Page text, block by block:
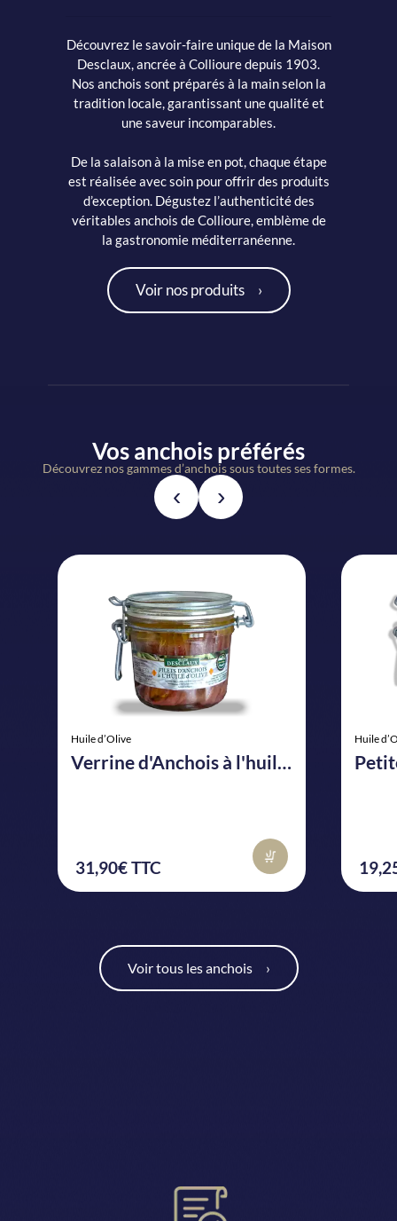
Découvrez le savoir-faire unique de la Maison
Desclaux, ancrée à Collioure depuis 1903.
Nos anchois sont préparés à la main selon la
tradition locale, garantissant une qualité et
une saveur incomparables.
De la salaison à la mise en pot, chaque étape
est réalisée avec soin pour offrir des produits
d’exception. Dégustez l’authenticité des
véritables anchois de Collioure, emblème de
la gastronomie méditerranéenne.
Voir nos produits
Vos anchois préférés
Découvrez nos gammes d’anchois sous toutes ses formes.
Huile d’Olive
Verrine d'Anchois à l'huile d'olive
31,90€ TTC
Huile
Voir tous les anchois